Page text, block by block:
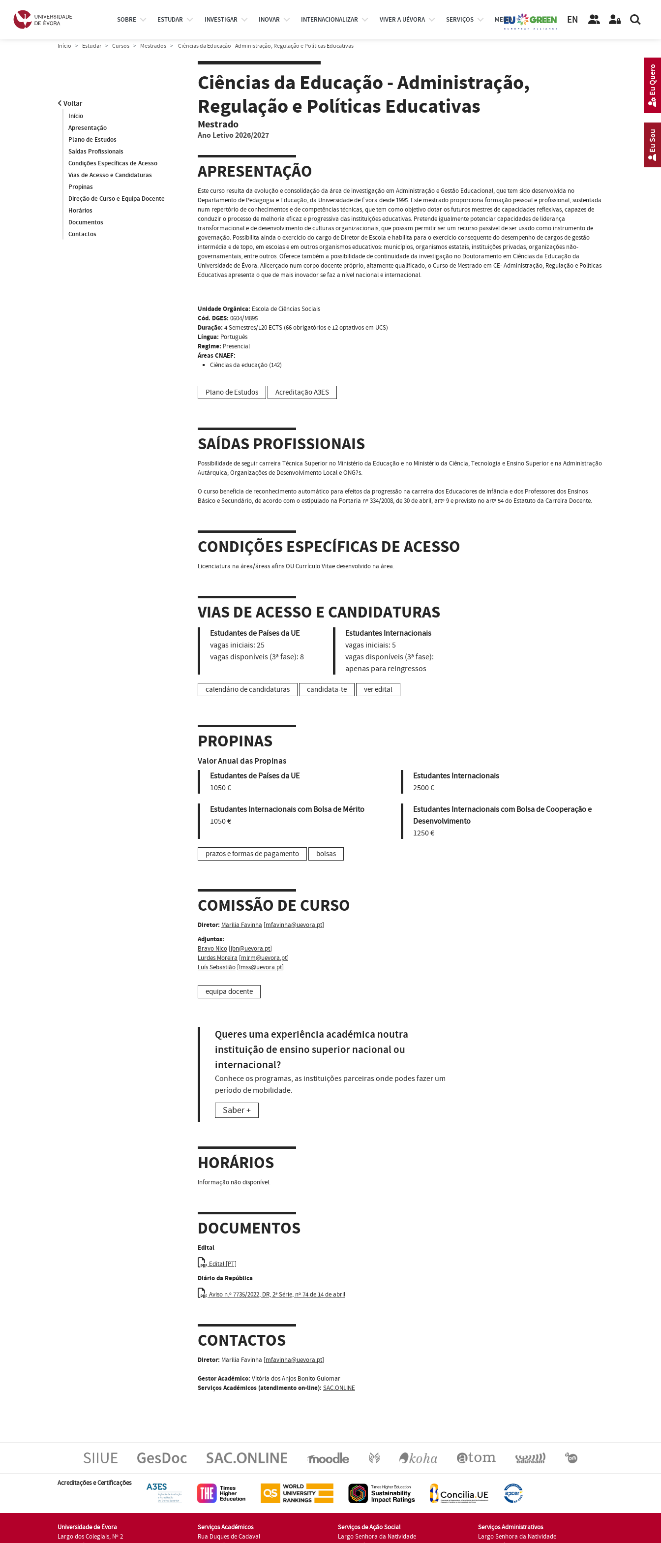
SOBRE ESTUDAR INVESTIGAR INOVAR INTERNACIONALIZAR VIVER A UÉVORA SERVIÇOS MEDIA EN
Início Estudar Cursos Mestrados Ciências da Educação - Administração, Regulação e Políticas Educativas
Voltar
Início
Apresentação
Plano de Estudos
Saídas Profissionais
Condições Específicas de Acesso
Vias de Acesso e Candidaturas
Propinas
Direção de Curso e Equipa Docente
Horários
Documentos
Contactos
Ciências da Educação - Administração,
Regulação e Políticas Educativas
Mestrado
Ano Letivo 2026/2027
APRESENTAÇÃO
Este curso resulta da evolução e consolidação da área de investigação em Administração e Gestão Educacional, que tem sido desenvolvida no
Departamento de Pedagogia e Educação, da Universidade de Évora desde 1995. Este mestrado proporciona formação pessoal e profissional, sustentada
num repertório de conhecimentos e de competências técnicas, que tem como objetivo dotar os futuros mestres de capacidades reflexivas, capazes de
conduzir o processo de melhoria eficaz e progressiva das instituições educativas. Pretende igualmente potenciar capacidades de liderança
transformacional e de desenvolvimento de culturas organizacionais, que possam permitir ser um recurso passível de ser usado como instrumento de
governação. Possibilita ainda o exercício do cargo de Diretor de Escola e habilita para o exercício consequente do desempenho de cargos de gestão
intermédia e de topo, em escolas e em outros organismos educativos: municípios, organismos estatais, instituições privadas, organizações não-
governamentais, entre outros. Oferece também a possibilidade de continuidade da investigação no Doutoramento em Ciências da Educação da
Universidade de Évora. Alicerçado num corpo docente próprio, altamente qualificado, o Curso de Mestrado em CE- Administração, Regulação e Políticas
Educativas apresenta o que de mais inovador se faz a nível nacional e internacional.
Unidade Orgânica: Escola de Ciências Sociais
Cód. DGES: 0604/M895
Duração: 4 Semestres/120 ECTS (66 obrigatórios e 12 optativos em UCS)
Língua: Português
Regime: Presencial
Áreas CNAEF:
Ciências da educação (142)
Plano de Estudos Acreditação A3ES
SAÍDAS PROFISSIONAIS
Possibilidade de seguir carreira Técnica Superior no Ministério da Educação e no Ministério da Ciência, Tecnologia e Ensino Superior e na Administração
Autárquica; Organizações de Desenvolvimento Local e ONG?s.
O curso beneficia de reconhecimento automático para efeitos da progressão na carreira dos Educadores de Infância e dos Professores dos Ensinos
Básico e Secundário, de acordo com o estipulado na Portaria nº 334/2008, de 30 de abril, artº 9 e previsto no artº 54 do Estatuto da Carreira Docente.
CONDIÇÕES ESPECÍFICAS DE ACESSO
Licenciatura na área/áreas afins OU Currículo Vitae desenvolvido na área.
VIAS DE ACESSO E CANDIDATURAS
Estudantes de Países da UE
vagas iniciais: 25
vagas disponíveis (3ª fase): 8
Estudantes Internacionais
vagas iniciais: 5
vagas disponíveis (3ª fase):
apenas para reingressos
calendário de candidaturas candidata-te ver edital
PROPINAS
Valor Anual das Propinas
Estudantes de Países da UE
1050 €
Estudantes Internacionais
2500 €
Estudantes Internacionais com Bolsa de Mérito
1050 €
Estudantes Internacionais com Bolsa de Cooperação e
Desenvolvimento
1250 €
prazos e formas de pagamento bolsas
COMISSÃO DE CURSO
Diretor: Marília Favinha [mfavinha@uevora.pt]
Adjuntos:
Bravo Nico [jbn@uevora.pt]
Lurdes Moreira [mlrm@uevora.pt]
Luís Sebastião [lmss@uevora.pt]
equipa docente
Queres uma experiência académica noutra
instituição de ensino superior nacional ou
internacional?
Conhece os programas, as instituições parceiras onde podes fazer um
período de mobilidade.
Saber +
HORÁRIOS
Informação não disponível.
DOCUMENTOS
Edital
Edital [PT]
Diário da República
Aviso n.º 7735/2022, DR, 2ª Série, nº 74 de 14 de abril
CONTACTOS
Diretor: Marília Favinha [mfavinha@uevora.pt]
Gestor Académico: Vitória dos Anjos Bonito Guiomar
Serviços Académicos (atendimento on-line): SAC.ONLINE
Acreditações e Certificações
Universidade de Évora
Largo dos Colegiais, Nº 2
Serviços Académicos
Rua Duques de Cadaval
Serviços de Ação Social
Largo Senhora da Natividade
Serviços Administrativos
Largo Senhora da Natividade
Eu Sou
Eu Quero